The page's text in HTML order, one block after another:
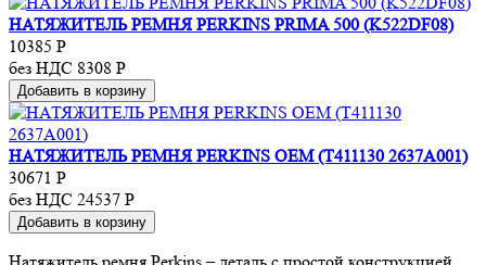
НАТЯЖИТЕЛЬ РЕМНЯ PERKINS PRIMA 500 (K522DF08)
10385 Р
без НДС 8308 Р
Добавить в корзину
НАТЯЖИТЕЛЬ РЕМНЯ PERKINS OEM (T411130 2637A001)
30671 Р
без НДС 24537 Р
Добавить в корзину